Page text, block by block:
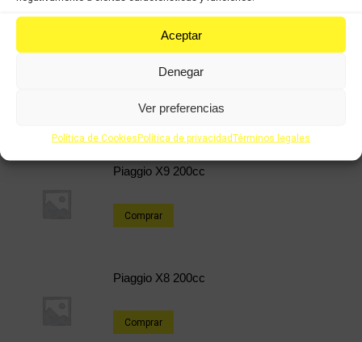
Aceptar
Denegar
Ver preferencias
Política de CookiesPolítica de privacidadTérminos legales
Productos relacionados
Piaggio Vespa ET2 49cc
Comprar
Piaggio X9 200cc
Comprar
Piaggio X8 200cc
Comprar